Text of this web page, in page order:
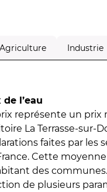
Agriculture Industrie
de l’eau
représente un prix
La Terrasse-sur-
faites par les
Cette
des
de plusieurs